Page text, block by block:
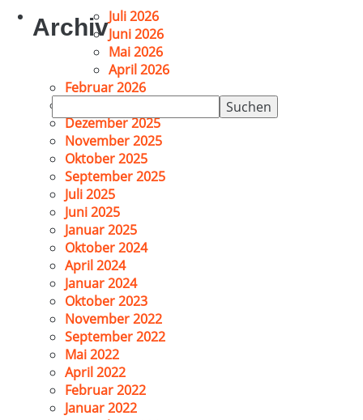
Suchen
nach:
ArchivJuli 2026
Juni 2026
Mai 2026
April 2026
Februar 2026
Dezember 2025
November 2025
Oktober 2025
September 2025
Juli 2025
Juni 2025
Januar 2025
Oktober 2024
April 2024
Januar 2024
Oktober 2023
November 2022
September 2022
Mai 2022
April 2022
Februar 2022
Januar 2022